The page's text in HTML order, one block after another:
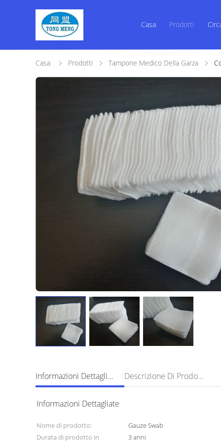
Casa Prodotti
Casa Prodotti Tampone Medico Della Garza
Informazioni Dettagliate Descrizione Di Prodotto
Informazioni Dettagliate
Nome di prodotto:
Gauze Swab
Durata di prodotto in
3 anni